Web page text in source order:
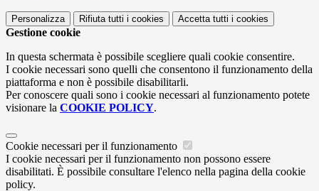
Personalizza Rifiuta tutti i cookies Accetta tutti i cookies
Gestione cookie
In questa schermata è possibile scegliere quali cookie consentire.
I cookie necessari sono quelli che consentono il funzionamento della
piattaforma e non è possibile disabilitarli.
Per conoscere quali sono i cookie necessari al funzionamento potete
visionare la COOKIE POLICY.
Cookie necessari per il funzionamento
I cookie necessari per il funzionamento non possono essere
disabilitati. È possibile consultare l'elenco nella pagina della cookie
policy.